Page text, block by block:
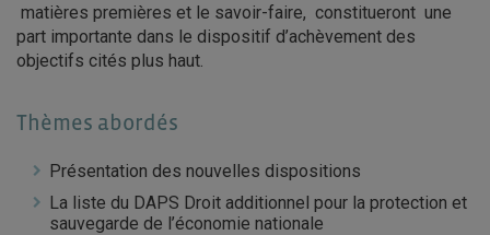
matières premières et le savoir-faire, constitueront une
part importante dans le dispositif d’achèvement des
objectifs cités plus haut.
Thèmes abordés
Présentation des nouvelles dispositions
La liste du DAPS Droit additionnel pour la protection et
sauvegarde de l’économie nationale